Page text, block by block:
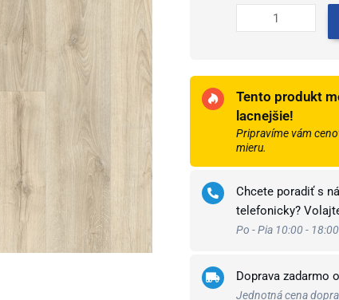
83273bm
Tento produkt
lacnejšie!
Pripravíme vám
mieru.
Chcete poradiť s
telefonicky?
Po - Pia 10:00 -
Doprava zadarmo
Jednotná cena